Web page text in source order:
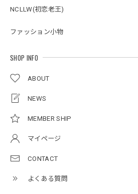
NCLLW(初恋老王)
ファッション小物
SHOP INFO
ABOUT
NEWS
MEMBER SHIP
マイページ
CONTACT
よくある質問